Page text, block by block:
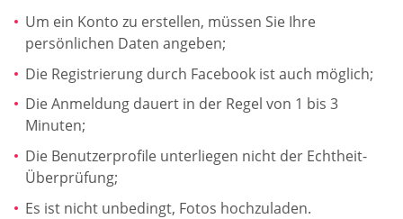
Um ein Konto zu erstellen, müssen Sie Ihre
persönlichen Daten angeben;
Die Registrierung durch Facebook ist auch möglich;
Die Anmeldung dauert in der Regel von 1 bis 3
Minuten;
Die Benutzerprofile unterliegen nicht der Echtheit-
Überprüfung;
Es ist nicht unbedingt, Fotos hochzuladen.